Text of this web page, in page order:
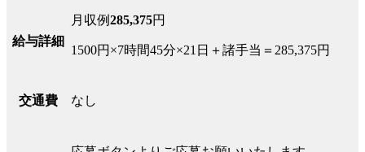
給与詳細
月収例285,375円
1500円×7時間45分×21日＋諸手当＝285,375円
交通費 なし